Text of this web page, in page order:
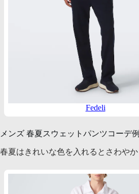
Fedeli
メンズ 春夏スウェットパンツコーデ例
春夏はきれいな色を入れるとさわやか